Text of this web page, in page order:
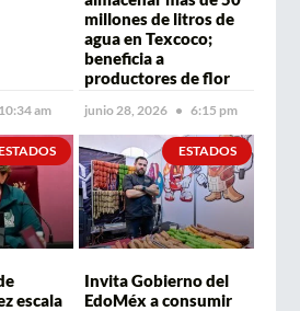
10:34 am
millones de litros de
agua en Texcoco;
beneficia a
productores de flor
junio 28, 2026 6:15 pm
escala
ESTADOS
Invita Gobierno del
EdoMéx a consumir